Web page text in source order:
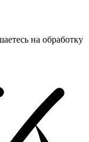
на обработку